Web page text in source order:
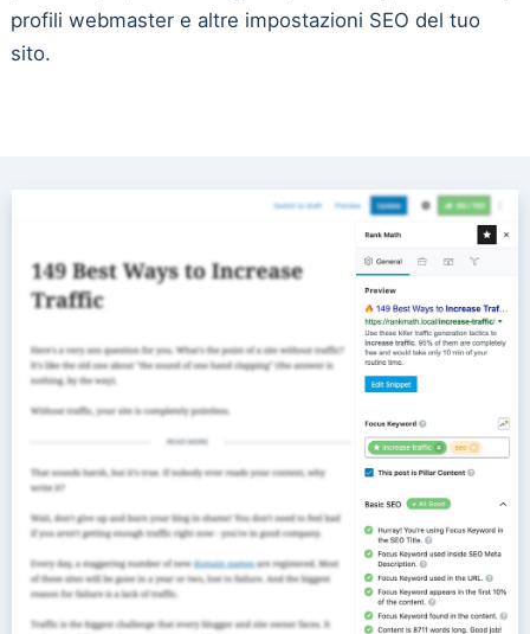
profili webmaster e altre impostazioni SEO del tuo
sito.